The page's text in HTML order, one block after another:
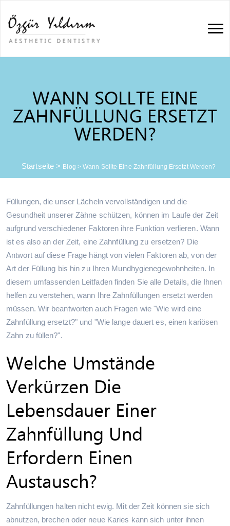
WANN SOLLTE EINE
ZAHNFÜLLUNG ERSETZT
WERDEN?
Startseite > Blog >Wann Sollte Eine Zahnfüllung Ersetzt Werden?
Füllungen, die unser Lächeln vervollständigen und die
Gesundheit unserer Zähne schützen, können im Laufe der Zeit
aufgrund verschiedener Faktoren ihre Funktion verlieren. Wann
ist es also an der Zeit, eine Zahnfüllung zu ersetzen? Die
Antwort auf diese Frage hängt von vielen Faktoren ab, von der
Art der Füllung bis hin zu Ihren Mundhygienegewohnheiten. In
diesem umfassenden Leitfaden finden Sie alle Details, die Ihnen
helfen zu verstehen, wann Ihre Zahnfüllungen ersetzt werden
müssen. Wir beantworten auch Fragen wie "Wie wird eine
Zahnfüllung ersetzt?" und "Wie lange dauert es, einen kariösen
Zahn zu füllen?".
Welche Umstände
Verkürzen Die
Lebensdauer Einer
Zahnfüllung Und
Erfordern Einen
Austausch?
Zahnfüllungen halten nicht ewig. Mit der Zeit können sie sich
abnutzen, brechen oder neue Karies kann sich unter ihnen